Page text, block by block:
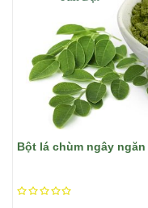
​Bột lá chùm ngây